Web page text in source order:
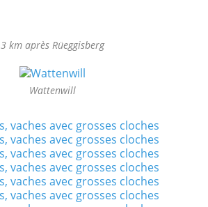
3 km après Rüeggisberg
Wattenwill